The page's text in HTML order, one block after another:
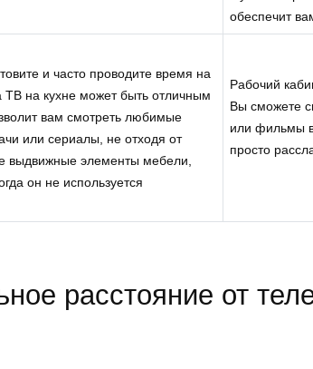
обеспечит
и часто проводите время на
ТВ на кухне может быть отличным
вам смотреть любимые
или сериалы, не отходя от
выдвижные элементы мебели,
он не используется
Рабочий
Вы сможете
или фильмы
просто
расстояние от